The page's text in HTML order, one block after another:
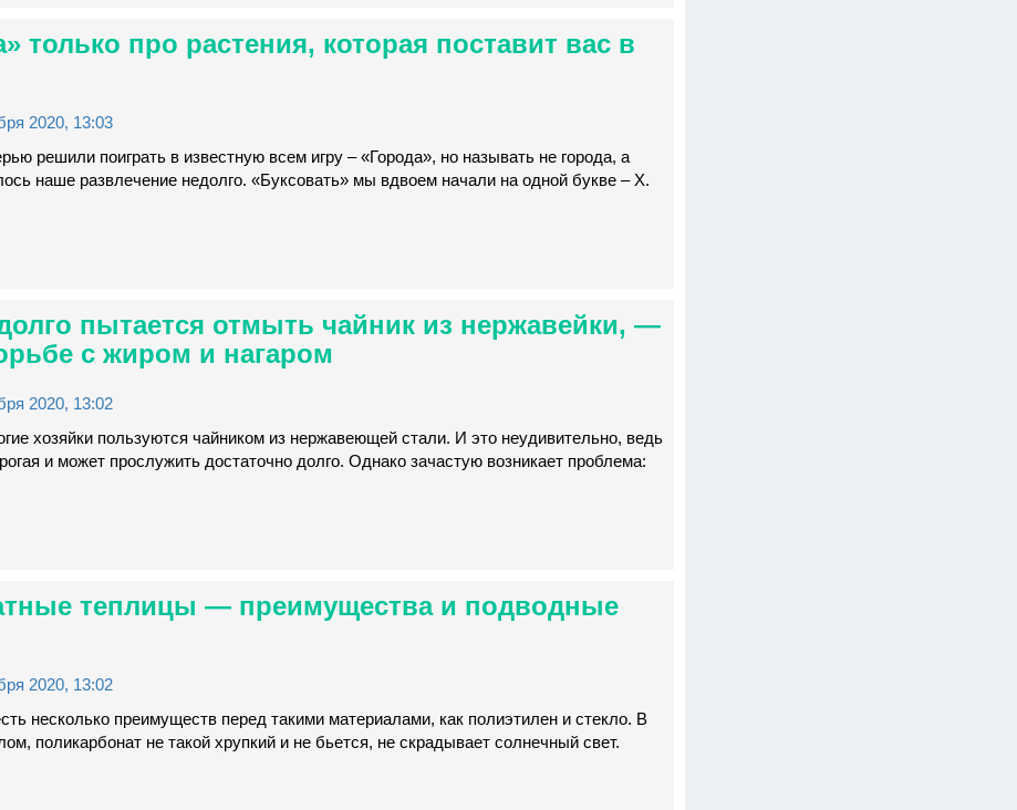
только про растения, которая поставит вас в
2020, 13:03
решили поиграть в известную всем игру – «Города», но называть не города, а
наше развлечение недолго. «Буксовать» мы вдвоем начали на одной букве – Х.
пытается отмыть чайник из нержавейки, —
с жиром и нагаром
2020, 13:02
хозяйки пользуются чайником из нержавеющей стали. И это неудивительно, ведь
и может прослужить достаточно долго. Однако зачастую возникает проблема:
теплицы — преимущества и подводные
2020, 13:02
несколько преимуществ перед такими материалами, как полиэтилен и стекло. В
поликарбонат не такой хрупкий и не бьется, не скрадывает солнечный свет.